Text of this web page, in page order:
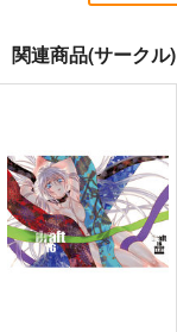
関
専売 2,178円（税込）
オリジナル
関連商品(サークル)